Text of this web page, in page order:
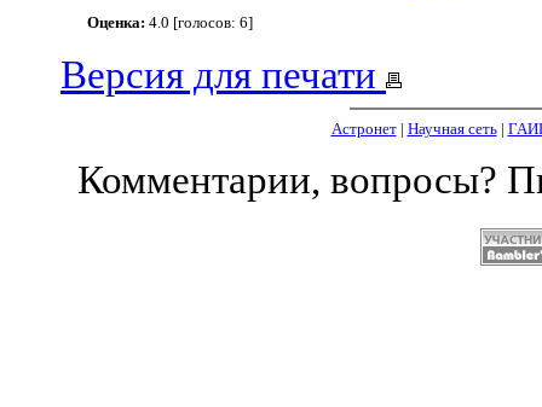
Оценка: 4.0 [голосов: 6]
Версия для печати
Астронет| Научная сеть|
Комментарии, вопросы?